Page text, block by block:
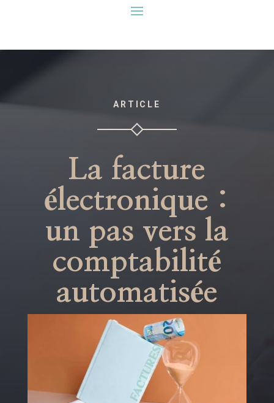
ARTICLE
La facture
électronique :
un pas vers la
comptabilité
automatisée